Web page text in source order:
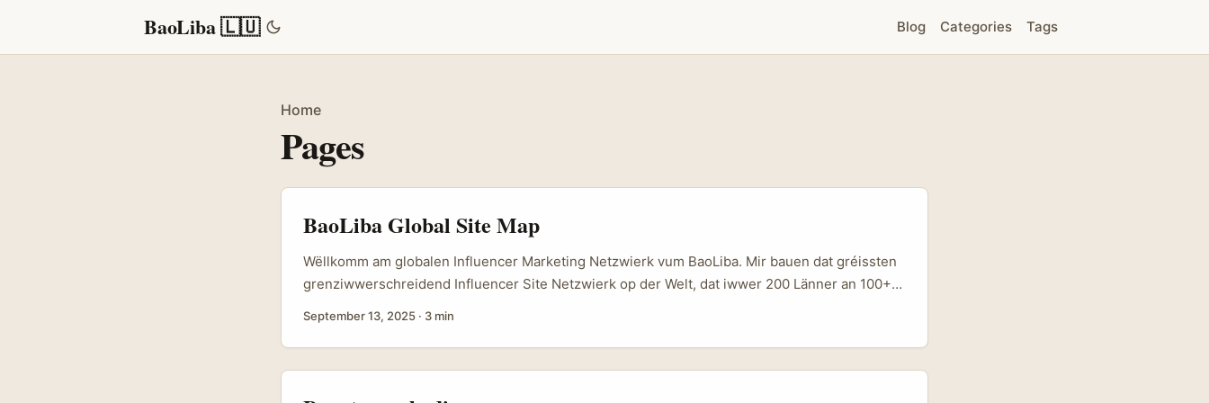
BaoLiba 🇱🇺 Blog Categories Tags
Home
Pages
BaoLiba Global Site Map
Wëllkomm am globalen Influencer Marketing Netzwierk vum BaoLiba. Mir bauen dat gréissten
grenziwwerschreidend Influencer Site Netzwierk op der Welt, dat iwwer 200 Länner an 100+
Dir lokal Plattformen, Präisguiden an Influencer Zesummenaarbechtstrategien fannt. 🌏 Asien
Land Sprooch Besuch 🇮🇳 Indien Hindi baoliba.vip 🇯🇵 Japan Japanesch baoliba.tokyo 🇨🇳
China Vereinfacht Chinesesch baoliba.cn 🇰🇷 Südkorea Koreanesch baoliba.asia 🇮🇩
September 13, 2025 · 3 min